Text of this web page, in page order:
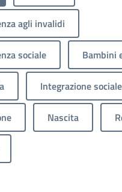
agli invalidi
sociale Bambini
Integrazione sociale
Nascita